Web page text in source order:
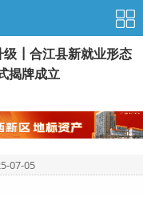
级┃合江县新就业形态
揭牌成立
07-05